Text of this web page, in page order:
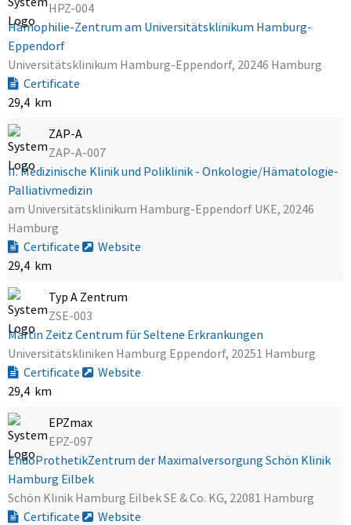
HPZ-004
Hämophilie-Zentrum am Universitätsklinikum Hamburg-
Eppendorf
Universitätsklinikum Hamburg-Eppendorf, 20246 Hamburg
Certificate
29,4 km
ZAP-A
ZAP-A-007
II. Medizinische Klinik und Poliklinik - Onkologie/Hämatologie-
Palliativmedizin
am Universitätsklinikum Hamburg-Eppendorf UKE, 20246
Hamburg
Certificate
Website
29,4 km
Typ A Zentrum
ZSE-003
Martin Zeitz Centrum für Seltene Erkrankungen
Universitätskliniken Hamburg Eppendorf, 20251 Hamburg
Certificate
Website
29,4 km
EPZmax
EPZ-097
EndoProthetikZentrum der Maximalversorgung Schön Klinik
Hamburg Eilbek
Schön Klinik Hamburg Eilbek SE & Co. KG, 22081 Hamburg
Certificate
Website